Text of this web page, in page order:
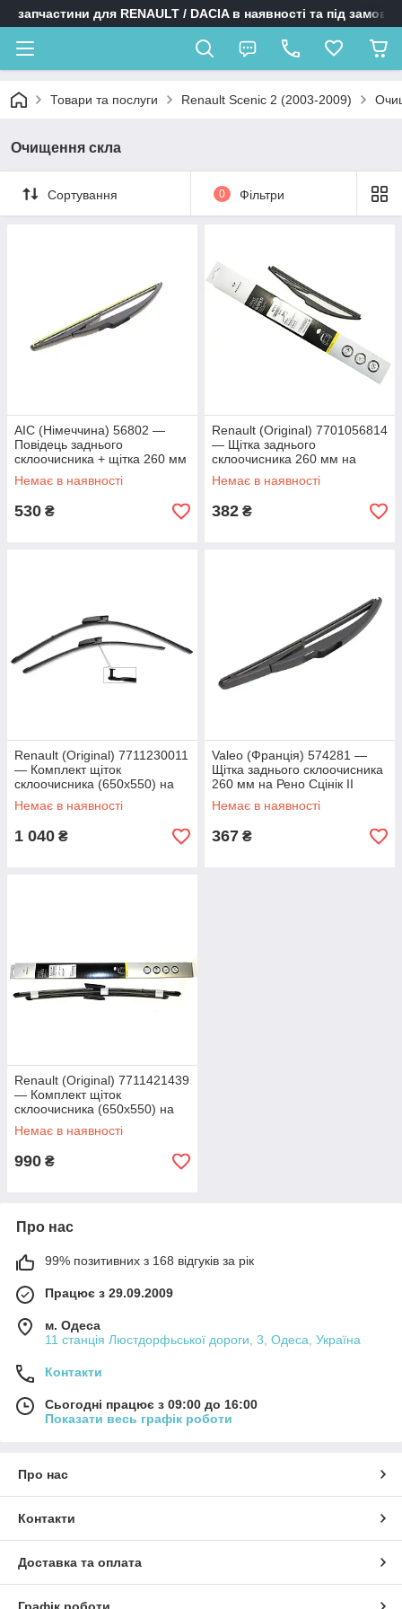
запчастини для RENAULT / DACIA в наявності та під
Товари та послуги Renault Scenic 2 (2003-2009)
Очищення скла
Сортування 0 Фільтри
AIC (Німеччина) 56802 —
Повідець заднього
склоочисника + щітка 260 мм
на Рено Сценік 2
Немає в наявності
530 ₴
Renault (Original) 7701056814
— Щітка заднього
склоочисника 260 мм на
Рено Сценік II
Немає в наявності
382 ₴
Renault (Original) 7711230011
— Комплект щіток
склоочисника (650х550) на
Рено Сценік 2 (з 2003-2005
р.)
Немає в наявності
1 040 ₴
Valeo (Франція) 574281 —
Щітка заднього склоочисника
260 мм на Рено Сцінік II
Немає в наявності
367 ₴
Renault (Original) 7711421439
— Комплект щіток
склоочисника (650х550) на
Рено Сценік 2 (2005 - 2009 г.)
Немає в наявності
990 ₴
Про нас
99% позитивних з 168 відгуків за рік
Працює з 29.09.2009
м. Одеса
11 станція Люстдорфьської дороги, 3, Одеса, Україна
Контакти
Сьогодні працює з 09:00 до 16:00
Показати весь графік роботи
Про нас
Контакти
Доставка та оплата